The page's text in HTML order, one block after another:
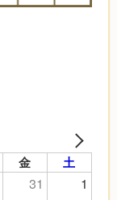
金 土
31
1